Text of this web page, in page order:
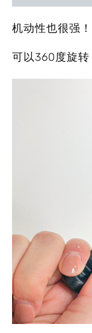
机动性也很强！
可以360度旋转